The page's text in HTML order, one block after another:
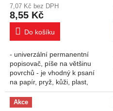
7,07 Kč bez DPH
8,55 Kč
Do košíku
- univerzální permanentní
popisovač, píše na většinu
povrchů - je vhodný k psaní
na papír, pryž, kůži, plast,
beton, kámen, dřevo, film,
fólie, kov, sklo, porcelán -...
Akce